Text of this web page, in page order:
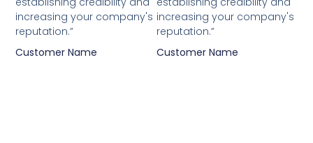
increasing your company's
reputation.”
Customer Name
increasing your company's
reputation.”
Customer Name